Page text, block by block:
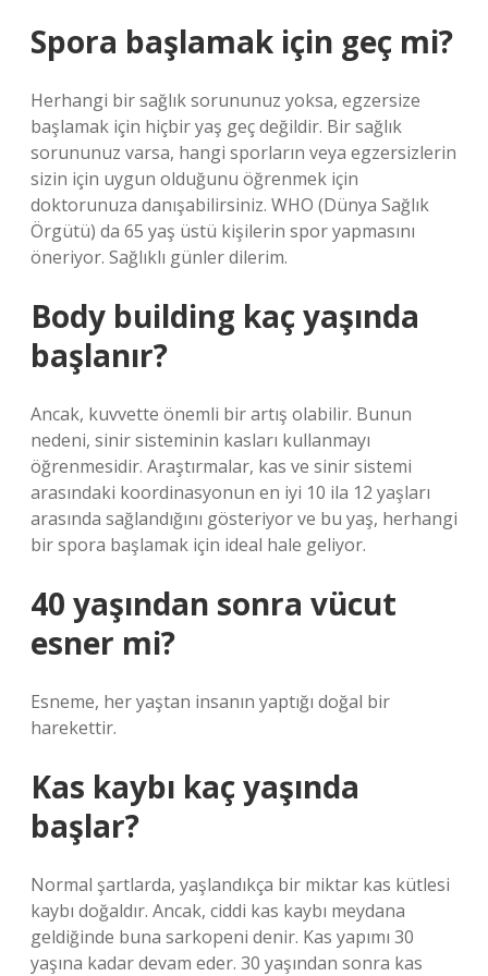
Spora başlamak için geç mi?
Herhangi bir sağlık sorununuz yoksa, egzersize
başlamak için hiçbir yaş geç değildir. Bir sağlık
sorununuz varsa, hangi sporların veya egzersizlerin
sizin için uygun olduğunu öğrenmek için
doktorunuza danışabilirsiniz. WHO (Dünya Sağlık
Örgütü) da 65 yaş üstü kişilerin spor yapmasını
öneriyor. Sağlıklı günler dilerim.
Body building kaç yaşında
başlanır?
Ancak, kuvvette önemli bir artış olabilir. Bunun
nedeni, sinir sisteminin kasları kullanmayı
öğrenmesidir. Araştırmalar, kas ve sinir sistemi
arasındaki koordinasyonun en iyi 10 ila 12 yaşları
arasında sağlandığını gösteriyor ve bu yaş, herhangi
bir spora başlamak için ideal hale geliyor.
40 yaşından sonra vücut
esner mi?
Esneme, her yaştan insanın yaptığı doğal bir
harekettir.
Kas kaybı kaç yaşında
başlar?
Normal şartlarda, yaşlandıkça bir miktar kas kütlesi
kaybı doğaldır. Ancak, ciddi kas kaybı meydana
geldiğinde buna sarkopeni denir. Kas yapımı 30
yaşına kadar devam eder. 30 yaşından sonra kas